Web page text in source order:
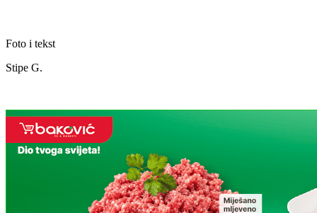
Foto i tekst
Stipe G.